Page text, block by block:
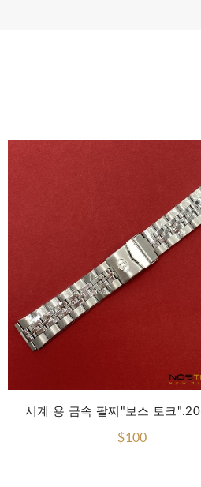
시계 용 금속 팔찌"보스 토크
$100